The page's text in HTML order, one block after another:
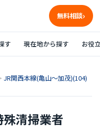
無料相談
す 現在地から探す お役
JR関西本線(亀山～加茂)(104)
清掃業者